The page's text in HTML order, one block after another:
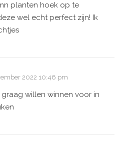
planten hoek op te
wel echt perfect zijn! Ik
2022 10:46 pm
willen winnen voor in